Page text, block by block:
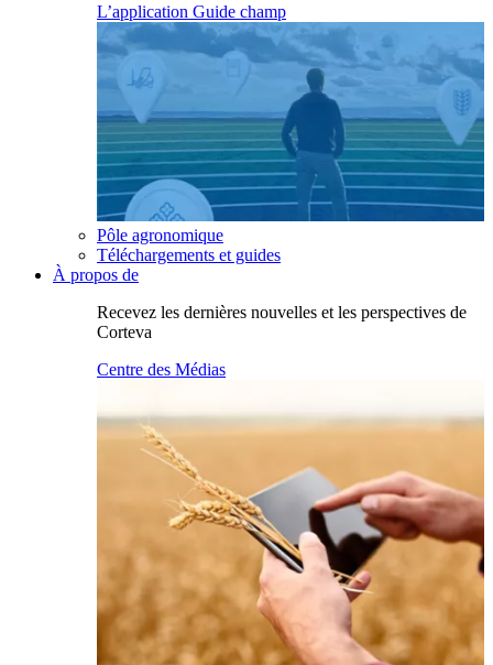
L’application Guide champ
Pôle agronomique
Téléchargements et guides
À propos de
Recevez les dernières nouvelles et les perspectives de
Corteva
Centre des Médias